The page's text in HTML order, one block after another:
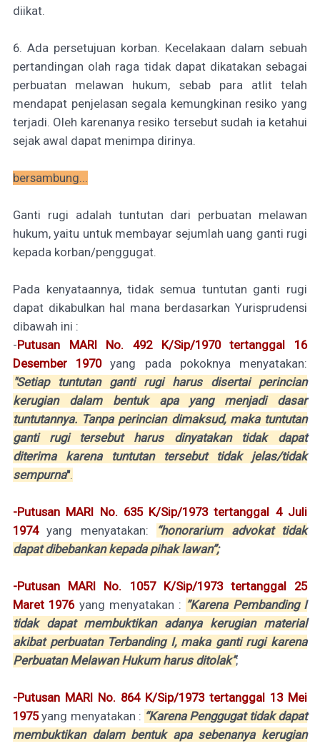
diikat.
6. Ada persetujuan korban. Kecelakaan dalam sebuah
pertandingan olah raga tidak dapat dikatakan sebagai
perbuatan melawan hukum, sebab para atlit telah
mendapat penjelasan segala kemungkinan resiko yang
terjadi. Oleh karenanya resiko tersebut sudah ia ketahui
sejak awal dapat menimpa dirinya.
bersambung...
Ganti rugi adalah tuntutan dari perbuatan melawan
hukum, yaitu untuk membayar sejumlah uang ganti rugi
kepada korban/penggugat.
Pada kenyataannya, tidak semua tuntutan ganti rugi
dapat dikabulkan hal mana berdasarkan Yurisprudensi
dibawah ini :
-Putusan MARI No. 492 K/Sip/1970 tertanggal 16
Desember 1970yang pada pokoknya menyatakan:
"Setiap tuntutan ganti rugi harus disertai perincian
kerugian dalam bentuk apa yang menjadi dasar
tuntutannya. Tanpa perincian dimaksud, maka tuntutan
ganti rugi tersebut harus dinyatakan tidak dapat
diterima karena tuntutan tersebut tidak jelas/tidak
sempurna".
-Putusan MARI No. 635 K/Sip/1973 tertanggal 4 Juli
1974yang menyatakan:
“honorarium advokat tidak
dapat dibebankan kepada pihak lawan”;
-Putusan
MARI No. 1057 K/Sip/1973 tertanggal 25
Maret 1976yang menyatakan : ”Karena Pembanding I
tidak dapat membuktikan adanya kerugian material
akibat perbuatan Terbanding I, maka ganti rugi karena
Perbuatan Melawan Hukum harus ditolak”;
-Putusan MARI No. 864 K/Sip/1973 tertanggal 13 Mei
1975yang menyatakan : “Karena Penggugat tidak dapat
membuktikan dalam bentuk apa sebenanya kerugian